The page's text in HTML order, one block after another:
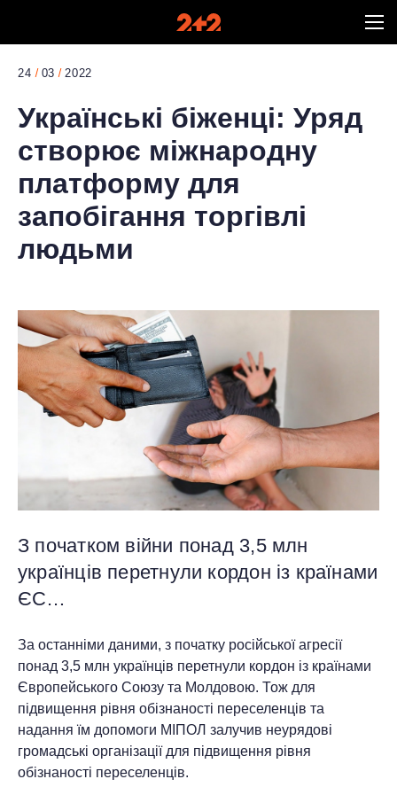
24 03 2022
Українські біженці: Уряд
створює міжнародну
платформу для
запобігання торгівлі
людьми
З початком війни понад 3,5 млн
українців перетнули кордон із країнами
ЄС…
За останніми даними, з початку російської агресії
понад 3,5 млн українців перетнули кордон із країнами
Європейського Союзу та Молдовою. Тож для
підвищення рівня обізнаності переселенців та
надання їм допомоги МІПОЛ залучив неурядові
громадські організації для підвищення рівня
обізнаності переселенців.